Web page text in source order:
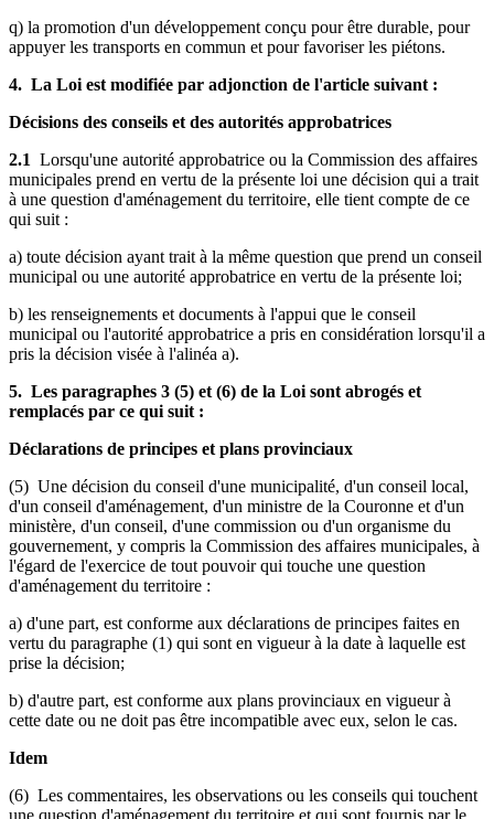
q) la promotion d'un développement conçu pour être durable, pour
appuyer les transports en commun et pour favoriser les piétons.
4. La Loi est modifiée par adjonction de l'article suivant :
Décisions des conseils et des autorités approbatrices
2.1 Lorsqu'une autorité approbatrice ou la Commission des affaires
municipales prend en vertu de la présente loi une décision qui a trait
à une question d'aménagement du territoire, elle tient compte de ce
qui suit :
a) toute décision ayant trait à la même question que prend un conseil
municipal ou une autorité approbatrice en vertu de la présente loi;
b) les renseignements et documents à l'appui que le conseil
municipal ou l'autorité approbatrice a pris en considération lorsqu'il a
pris la décision visée à l'alinéa a).
5. Les paragraphes 3 (5) et (6) de la Loi sont abrogés et
remplacés par ce qui suit :
Déclarations de principes et plans provinciaux
(5) Une décision du conseil d'une municipalité, d'un conseil local,
d'un conseil d'aménagement, d'un ministre de la Couronne et d'un
ministère, d'un conseil, d'une commission ou d'un organisme du
gouvernement, y compris la Commission des affaires municipales, à
l'égard de l'exercice de tout pouvoir qui touche une question
d'aménagement du territoire :
a) d'une part, est conforme aux déclarations de principes faites en
vertu du paragraphe (1) qui sont en vigueur à la date à laquelle est
prise la décision;
b) d'autre part, est conforme aux plans provinciaux en vigueur à
cette date ou ne doit pas être incompatible avec eux, selon le cas.
Idem
(6) Les commentaires, les observations ou les conseils qui touchent
une question d'aménagement du territoire et qui sont fournis par le